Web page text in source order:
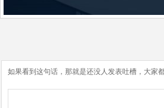
如果看到这句话，那就是还没人发表吐槽，大家